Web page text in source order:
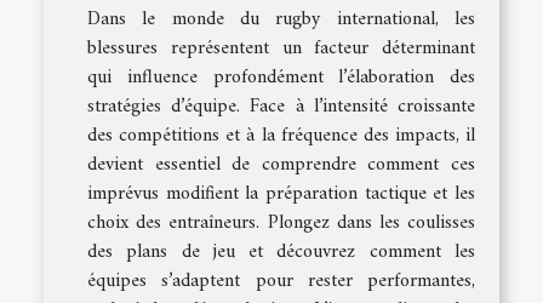
Dans le monde du rugby international, les
blessures représentent un facteur déterminant
qui influence profondément l’élaboration des
stratégies d’équipe. Face à l’intensité croissante
des compétitions et à la fréquence des impacts, il
devient essentiel de comprendre comment ces
imprévus modifient la préparation tactique et les
choix des entraîneurs. Plongez dans les coulisses
des plans de jeu et découvrez comment les
équipes s’adaptent pour rester performantes,